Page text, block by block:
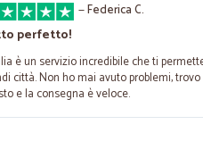
—Federica C.
perfetto!
è un servizio incredibile che ti
città. Non ho mai avuto problemi,
e la consegna è veloce.